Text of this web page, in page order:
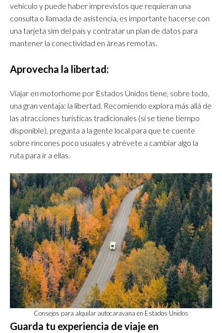
vehículo y puede haber imprevistos que requieran una
consulta o llamada de asistencia, es importante hacerse con
una tarjeta sim del país y contratar un plan de datos para
mantener la conectividad en áreas remotas.
Aprovecha la libertad:
Viajar en motorhome por Estados Unidos tiene, sobre todo,
una gran ventaja: la libertad. Recomiendo explora más allá de
las atracciones turísticas tradicionales (si se tiene tiempo
disponible), pregunta a la gente local para que te cuente
sobre rincones poco usuales y atrévete a cambiar algo la
ruta para ir a ellas.
Consejos para alquilar autocaravana en Estados Unidos
Guarda tu experiencia de viaje en